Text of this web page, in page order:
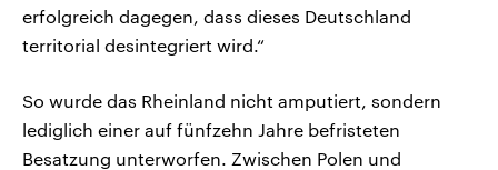
erfolgreich dagegen, dass dieses Deutschland
territorial desintegriert wird.“
So wurde das Rheinland nicht amputiert, sondern
lediglich einer auf fünfzehn Jahre befristeten
Besatzung unterworfen. Zwischen Polen und